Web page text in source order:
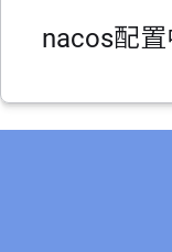
nacos配